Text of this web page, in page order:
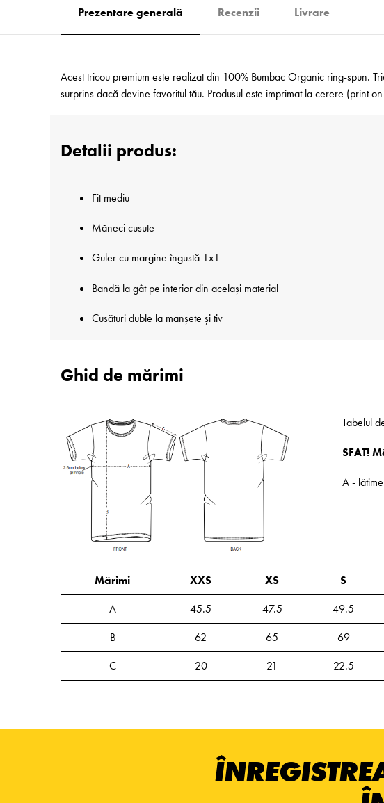
Prezentare generală Recenzii Livrare
Acest tricou premium este realizat din 100% Bumbac Organic ring-spun.
surprins dacă devine favoritul tău. Produsul este imprimat la cerere (print
Detalii produs:
Fit mediu
Măneci cusute
Guler cu margine îngustă 1x1
Bandă la gât pe interior din același material
Cusături duble la manșete și tiv
Ghid de mărimi
Tabelul
SFAT!
A -
Mărimi XXS XS S
A
45.5 47.5 49.5
B
62 65 69
C
20 21 22.5